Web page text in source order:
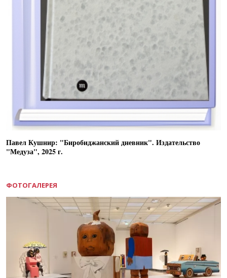
Павел Кушнир: "Биробиджанский дневник". Издательство
"Медуза", 2025 г.
ФОТОГАЛЕРЕЯ